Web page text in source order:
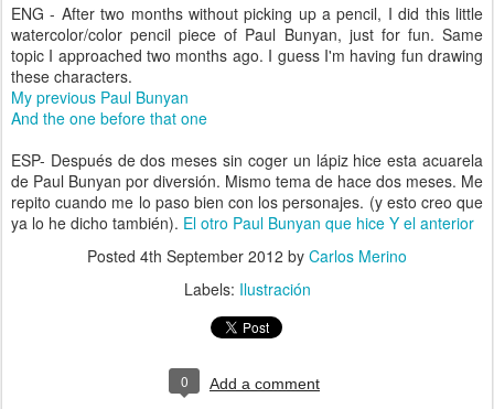
ENG - After two months without picking up a pencil, I did this little
watercolor/color pencil piece of Paul Bunyan, just for fun. Same
topic I approached two months ago. I guess I'm having fun drawing
these characters.
My previous Paul Bunyan
And the one before that one
ESP- Después de dos meses sin coger un lápiz hice esta acuarela
de Paul Bunyan por diversión. Mismo tema de hace dos meses. Me
repito cuando me lo paso bien con los personajes. (y esto creo que
ya lo he dicho también). El otro Paul Bunyan que hice Y el anterior
Posted 4th September 2012 by Carlos Merino
Labels: Ilustración
0 Add a comment